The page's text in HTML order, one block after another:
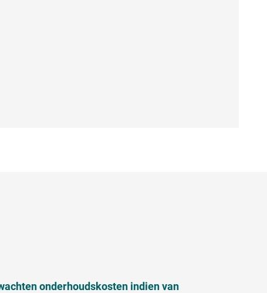
onderhoudskosten indien van